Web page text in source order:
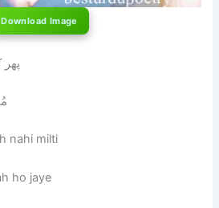
Download Image
nahi milti
ho jaye